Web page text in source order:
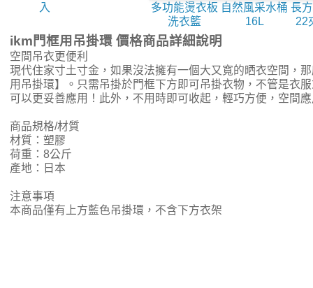
入
多功能燙衣板
洗衣籃
自然風采水桶
16L
長
22
ikm門框用吊掛環 價格商品詳細說明
空間吊衣更便利
現代住家寸土寸金，如果沒法擁有一個大又寬的晒衣空間，
用吊掛環】。只需吊掛於門框下方即可吊掛衣物，不管是衣
可以更妥善應用！此外，不用時即可收起，輕巧方便，空間
商品規格/材質
材質：塑膠
荷重：8公斤
產地：日本
注意事項
本商品僅有上方藍色吊掛環，不含下方衣架